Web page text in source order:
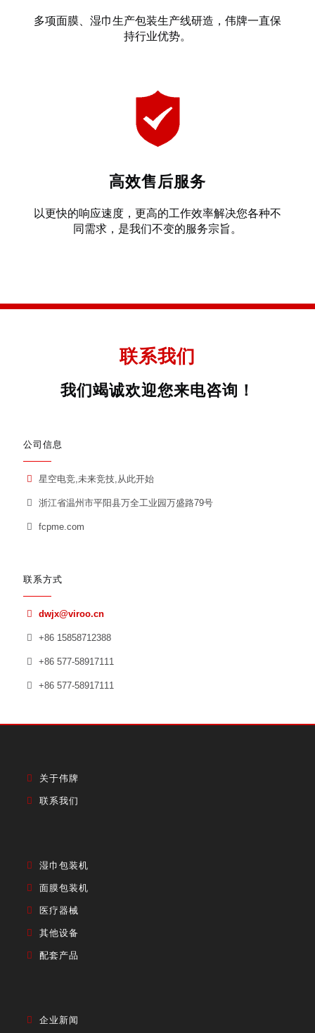
多项面膜、湿巾生产包装生产线研造，伟牌一直保
持行业优势。
高效售后服务
以更快的响应速度，更高的工作效率解决您各种不
同需求，是我们不变的服务宗旨。
联系我们
我们竭诚欢迎您来电咨询！
公司信息
星空电竞,未来竞技,从此开始
浙江省温州市平阳县万全工业园万盛路79号
fcpme.com
联系方式
dwjx@viroo.cn
+86 15858712388
+86 577-58917111
+86 577-58917111
关于伟牌
联系我们
湿巾包装机
面膜包装机
医疗器械
其他设备
配套产品
企业新闻